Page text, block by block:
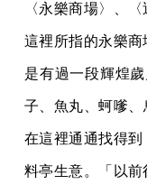
〈永樂商場〉、
這裡所指的永樂
是有過一段輝煌
子、魚丸、蚵嗲
在這裡通通找得
料亭生意。「以